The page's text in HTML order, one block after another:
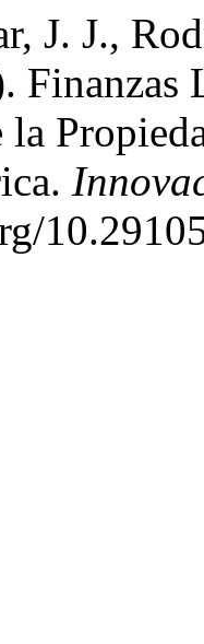
J. J.,
la